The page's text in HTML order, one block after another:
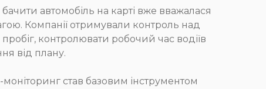
автомобіль на карті вже вважалася
Компанії отримували контроль над
контролювати робочий час водіїв
від плану.
моніторинг став базовим інструментом